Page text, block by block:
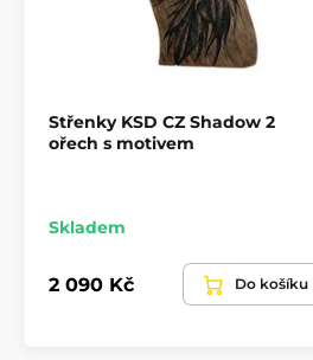
Střenky KSD CZ Shadow 2
ořech s motivem
Skladem
2 090 Kč Do košíku